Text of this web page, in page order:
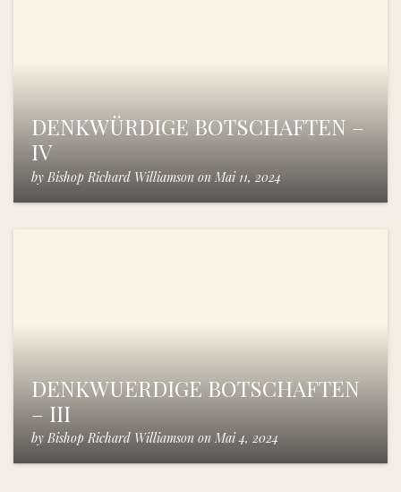
DENKWÜRDIGE BOTSCHAFTEN –
IV
by Bishop Richard Williamson on Mai 11, 2024
DENKWUERDIGE BOTSCHAFTEN
– III
by Bishop Richard Williamson on Mai 4, 2024